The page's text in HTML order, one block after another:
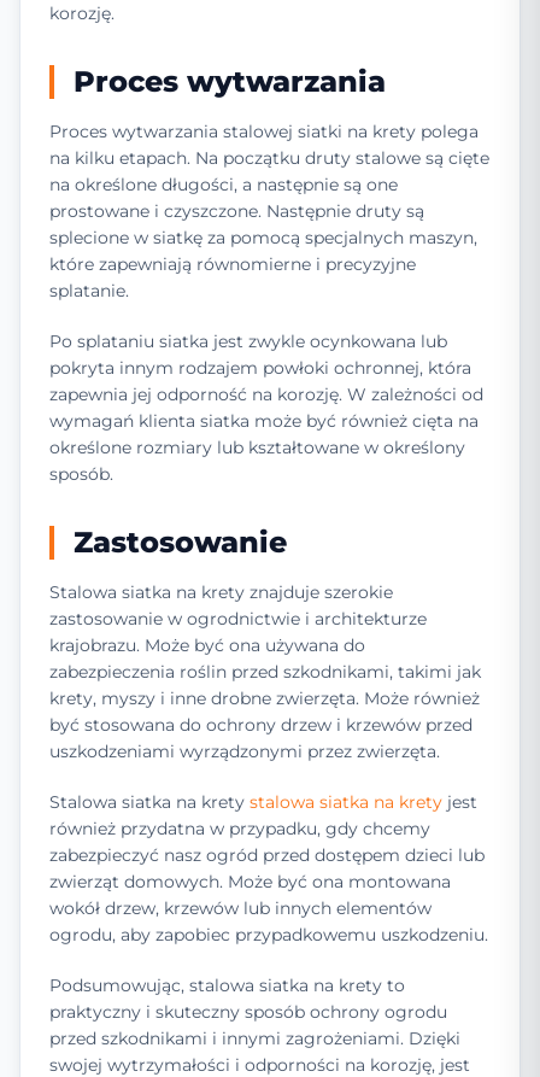
korozję.
Proces wytwarzania
Proces wytwarzania stalowej siatki na krety polega
na kilku etapach. Na początku druty stalowe są cięte
na określone długości, a następnie są one
prostowane i czyszczone. Następnie druty są
splecione w siatkę za pomocą specjalnych maszyn,
które zapewniają równomierne i precyzyjne
splatanie.
Po splataniu siatka jest zwykle ocynkowana lub
pokryta innym rodzajem powłoki ochronnej, która
zapewnia jej odporność na korozję. W zależności od
wymagań klienta siatka może być również cięta na
określone rozmiary lub kształtowane w określony
sposób.
Zastosowanie
Stalowa siatka na krety znajduje szerokie
zastosowanie w ogrodnictwie i architekturze
krajobrazu. Może być ona używana do
zabezpieczenia roślin przed szkodnikami, takimi jak
krety, myszy i inne drobne zwierzęta. Może również
być stosowana do ochrony drzew i krzewów przed
uszkodzeniami wyrządzonymi przez zwierzęta.
Stalowa siatka na krety stalowa siatka na krety jest
również przydatna w przypadku, gdy chcemy
zabezpieczyć nasz ogród przed dostępem dzieci lub
zwierząt domowych. Może być ona montowana
wokół drzew, krzewów lub innych elementów
ogrodu, aby zapobiec przypadkowemu uszkodzeniu.
Podsumowując, stalowa siatka na krety to
praktyczny i skuteczny sposób ochrony ogrodu
przed szkodnikami i innymi zagrożeniami. Dzięki
swojej wytrzymałości i odporności na korozję, jest